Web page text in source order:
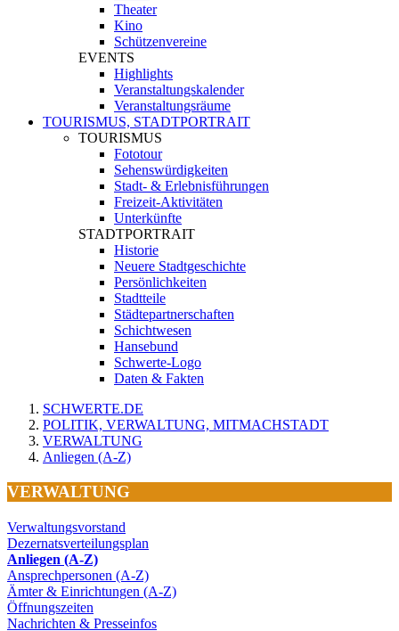
Theater
Kino
Schützenvereine
EVENTS
Highlights
Veranstaltungskalender
Veranstaltungsräume
TOURISMUS, STADTPORTRAIT
TOURISMUS
Fototour
Sehenswürdigkeiten
Stadt- & Erlebnisführungen
Freizeit-Aktivitäten
Unterkünfte
STADTPORTRAIT
Historie
Neuere Stadtgeschichte
Persönlichkeiten
Stadtteile
Städtepartnerschaften
Schichtwesen
Hansebund
Schwerte-Logo
Daten & Fakten
SCHWERTE.DE
POLITIK, VERWALTUNG, MITMACHSTADT
VERWALTUNG
Anliegen (A-Z)
VERWALTUNG
Verwaltungsvorstand
Dezernatsverteilungsplan
Anliegen (A-Z)
Ansprechpersonen (A-Z)
Ämter & Einrichtungen (A-Z)
Öffnungszeiten
Nachrichten & Presseinfos